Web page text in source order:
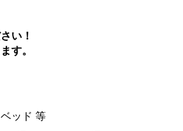
い！
す。
ッド 等